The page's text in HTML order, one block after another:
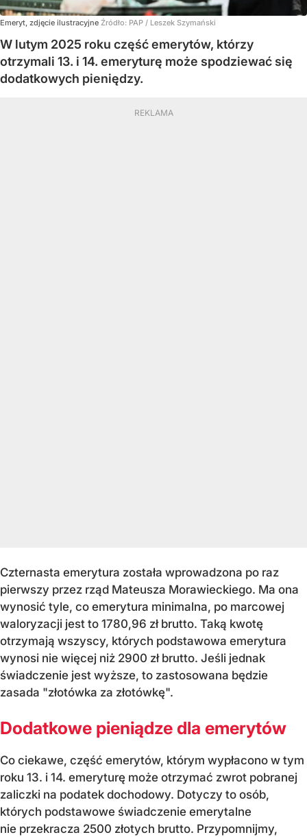
Emeryt, zdjęcie ilustracyjne Źródło: PAP / Leszek Szymański
W lutym 2025 roku część emerytów, którzy
otrzymali 13. i 14. emeryturę może spodziewać się
dodatkowych pieniędzy.
Czternasta emerytura została wprowadzona po raz
pierwszy przez rząd Mateusza Morawieckiego. Ma ona
wynosić tyle, co emerytura minimalna, po marcowej
waloryzacji jest to 1780,96 zł brutto. Taką kwotę
otrzymają wszyscy, których podstawowa emerytura
wynosi nie więcej niż 2900 zł brutto. Jeśli jednak
świadczenie jest wyższe, to zastosowana będzie
zasada "złotówka za złotówkę".
Dodatkowe pieniądze dla emerytów
Co ciekawe, część emerytów, którym wypłacono w tym
roku 13. i 14. emeryturę może otrzymać zwrot pobranej
zaliczki na podatek dochodowy. Dotyczy to osób,
których podstawowe świadczenie emerytalne
nie przekracza 2500 złotych brutto. Przypomnijmy,